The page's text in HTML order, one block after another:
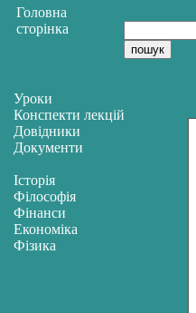
Уроки
Конспекти лекцій
Довідники
Документи
Історія
Філософія
Фінанси
Економіка
Фізика
Головна
сторінка